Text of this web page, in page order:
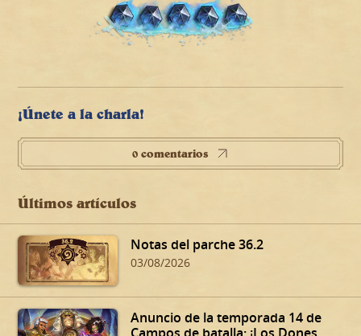
¡Únete a la charla!
0 comentarios
Últimos artículos
Notas del parche 36.2
03/08/2026
Anuncio de la temporada 14 de